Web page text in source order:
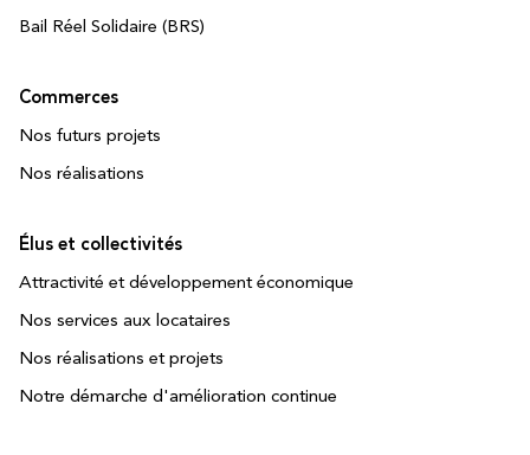
Bail Réel Solidaire (BRS)
Commerces
Nos futurs projets
Nos réalisations
Élus et collectivités
Attractivité et développement économique
Nos services aux locataires
Nos réalisations et projets
Notre démarche d'amélioration continue